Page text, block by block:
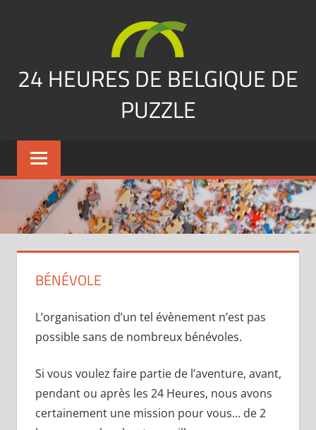
24 HEURES DE BELGIQUE DE
PUZZLE
vous
nous
manqués…
BÉNÉVOLE
L’organisation d’un tel évènement n’est pas
possible sans de nombreux bénévoles.
Si vous voulez faire partie de l’aventure, avant,
pendant ou après les 24 Heures, nous avons
certainement une mission pour vous… de 2